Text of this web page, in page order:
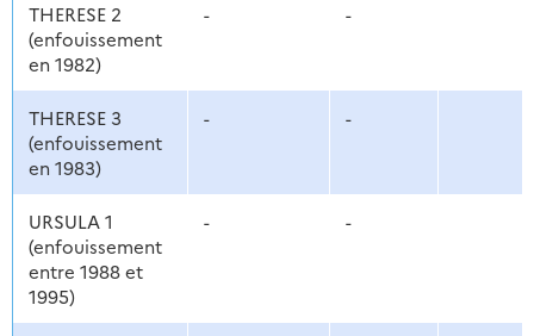
THERESE 2
(enfouissement
en 1982)
- -
THERESE 3
(enfouissement
en 1983)
- -
URSULA 1
(enfouissement
entre 1988 et
1995)
- -